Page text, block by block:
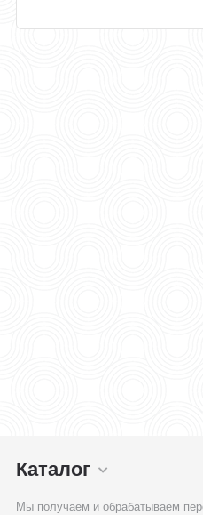
Каталог
Мы получаем и обрабатываем